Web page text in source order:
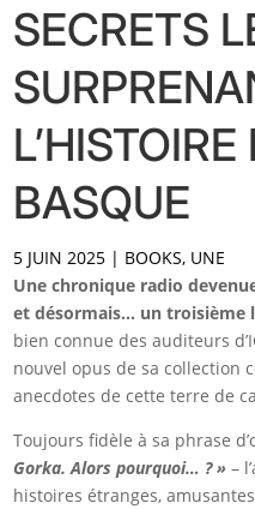
SECRETS
BASQUE
5 JUIN 2025 | BOOKS, UNE
Une chronique radio
et désormais… un troisième
bien connue des auditeurs
nouvel opus de sa collection
anecdotes de cette terre de
Toujours fidèle à sa phrase
Gorka. Alors pourquoi… ? » –
histoires étranges,